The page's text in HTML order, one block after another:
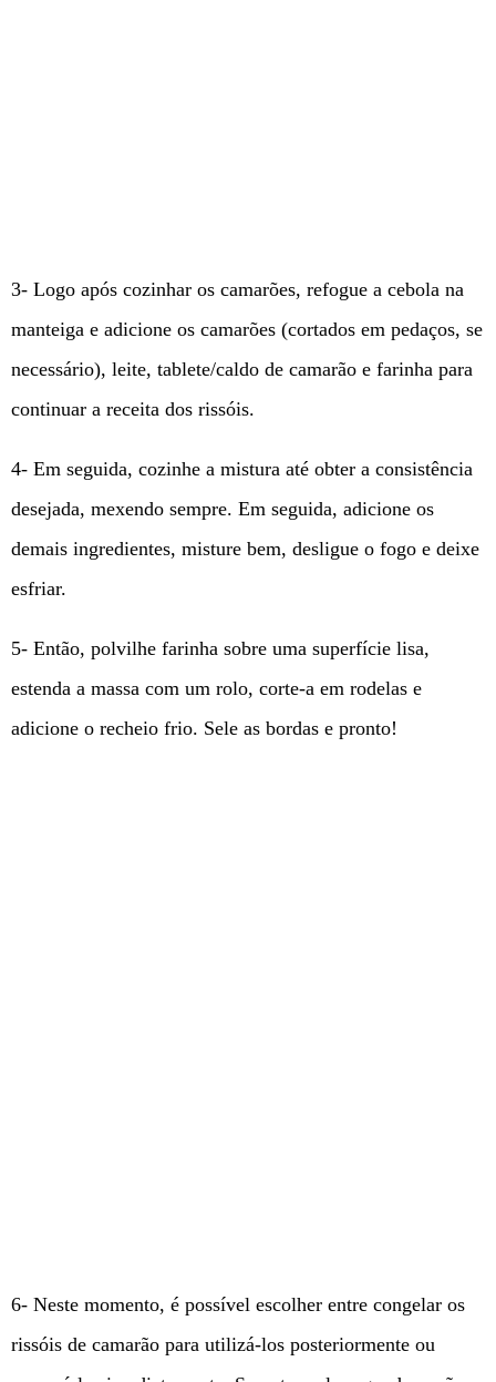
3- Logo após cozinhar os camarões, refogue a cebola na
manteiga e adicione os camarões (cortados em pedaços, se
necessário), leite, tablete/caldo de camarão e farinha para
continuar a receita dos rissóis.
4- Em seguida, cozinhe a mistura até obter a consistência
desejada, mexendo sempre. Em seguida, adicione os
demais ingredientes, misture bem, desligue o fogo e deixe
esfriar.
5- Então, polvilhe farinha sobre uma superfície lisa,
estenda a massa com um rolo, corte-a em rodelas e
adicione o recheio frio. Sele as bordas e pronto!
6- Neste momento, é possível escolher entre congelar os
rissóis de camarão para utilizá-los posteriormente ou